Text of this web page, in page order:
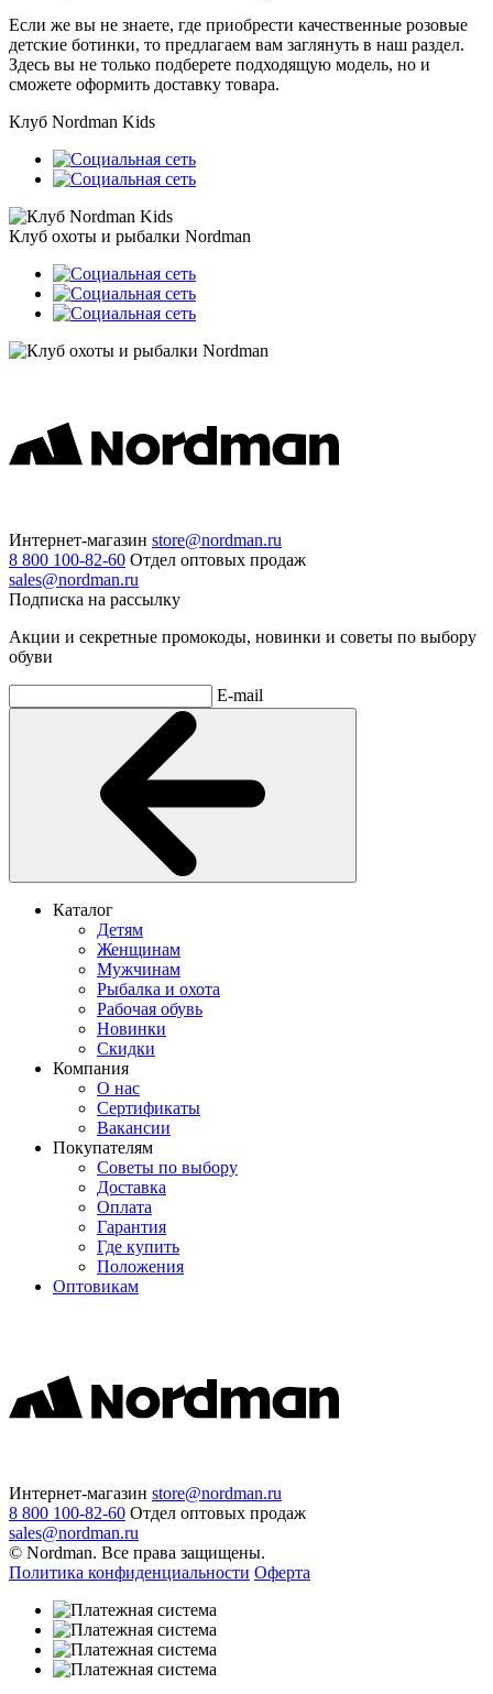
Если же вы не знаете, где приобрести качественные розовые
детские ботинки, то предлагаем вам заглянуть в наш раздел.
Здесь вы не только подберете подходящую модель, но и
сможете оформить доставку товара.
Клуб Nordman Kids
Клуб охоты и рыбалки Nordman
Интернет-магазин store@nordman.ru
8 800 100-82-60 Отдел оптовых продаж
sales@nordman.ru
Подписка на рассылку
Акции и секретные промокоды, новинки и советы по выбору
обуви
E-mail
Каталог
Детям
Женщинам
Мужчинам
Рыбалка и охота
Рабочая обувь
Новинки
Скидки
Компания
О нас
Сертификаты
Вакансии
Покупателям
Советы по выбору
Доставка
Оплата
Гарантия
Где купить
Положения
Оптовикам
Интернет-магазин store@nordman.ru
8 800 100-82-60 Отдел оптовых продаж
sales@nordman.ru
© Nordman. Все права защищены.
Политика конфиденциальности Оферта